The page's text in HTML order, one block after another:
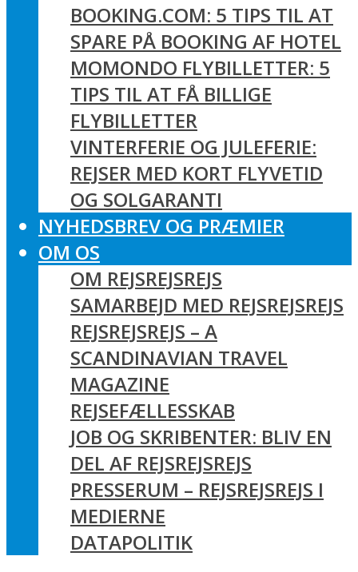
BOOKING.COM: 5 TIPS TIL AT
SPARE PÅ BOOKING AF HOTEL
MOMONDO FLYBILLETTER: 5
TIPS TIL AT FÅ BILLIGE
FLYBILLETTER
VINTERFERIE OG JULEFERIE:
REJSER MED KORT FLYVETID
OG SOLGARANTI
NYHEDSBREV OG PRÆMIER
OM OS
OM REJSREJSREJS
SAMARBEJD MED REJSREJSREJS
REJSREJSREJS – A
SCANDINAVIAN TRAVEL
MAGAZINE
REJSEFÆLLESSKAB
JOB OG SKRIBENTER: BLIV EN
DEL AF REJSREJSREJS
PRESSERUM – REJSREJSREJS I
MEDIERNE
DATAPOLITIK